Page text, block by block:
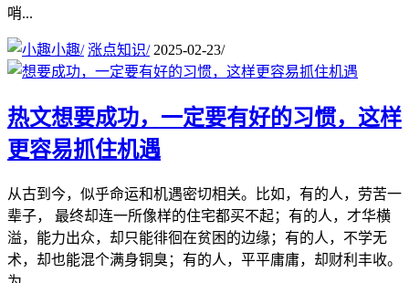
哨...
小趣/ 涨点知识/ 2025-02-23/
热文想要成功，一定要有好的习惯，这样
更容易抓住机遇
从古到今，似乎命运和机遇密切相关。比如，有的人，劳苦一
辈子， 最终却连一所像样的住宅都买不起；有的人，才华横
溢，能力出众，却只能徘徊在贫困的边缘；有的人，不学无
术，却也能混个满身铜臭；有的人，平平庸庸，却财利丰收。